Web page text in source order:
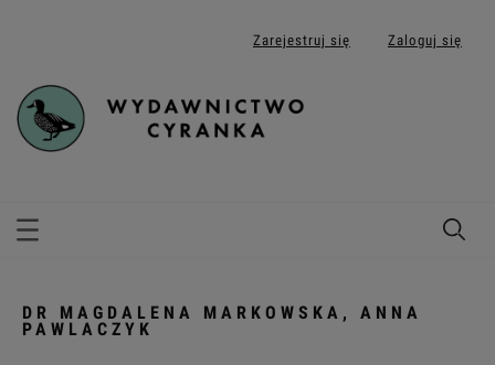
Zarejestruj się Zaloguj się
DR MAGDALENA MARKOWSKA, ANNA
PAWLACZYK